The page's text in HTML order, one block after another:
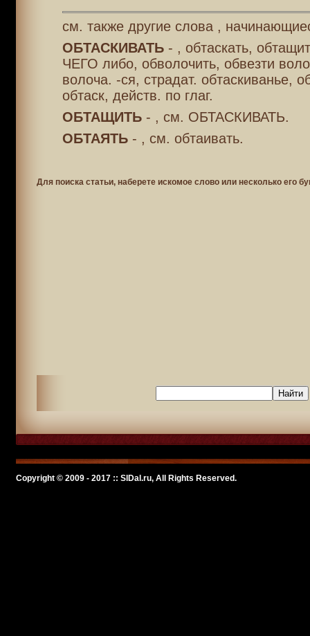
см. также другие слова ,
ОБТАСКИВАТЬ- , обтаскать,
ЧЕГО либо, обволочить, обвезти
волоча. -ся, страдат. обтаскиванье,
обтаск, действ. по глаг.
ОБТАЩИТЬ- , см. ОБТАСКИВАТЬ.
ОБТАЯТЬ- , см. обтаивать.
Для поиска статьи, наберете искомое слово или несколько его
Copyright © 2009 - 2017 :: SlDal.ru, All Rights Reserved.